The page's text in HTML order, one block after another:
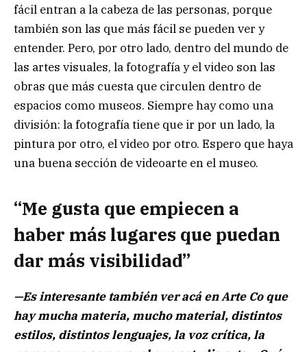
fácil entran a la cabeza de las personas, porque
también son las que más fácil se pueden ver y
entender. Pero, por otro lado, dentro del mundo de
las artes visuales, la fotografía y el video son las
obras que más cuesta que circulen dentro de
espacios como museos. Siempre hay como una
división: la fotografía tiene que ir por un lado, la
pintura por otro, el video por otro. Espero que haya
una buena sección de videoarte en el museo.
“Me gusta que empiecen a
haber más lugares que puedan
dar más visibilidad”
—Es interesante también ver acá en Arte Co que
hay mucha materia, mucho material, distintos
estilos, distintos lenguajes, la voz crítica, la